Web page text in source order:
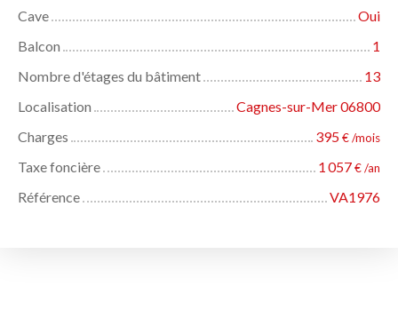
Cave
Oui
Balcon
1
Nombre d'étages du bâtiment
13
Localisation
Cagnes-sur-Mer 06800
Charges
395€ /mois
Taxe foncière 1 057€ /an
Référence VA1976